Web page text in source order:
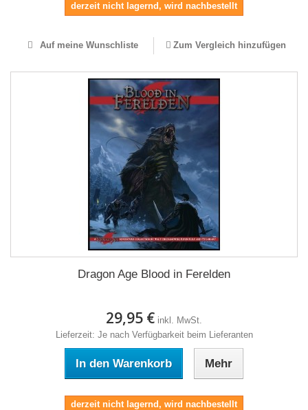
derzeit nicht lagernd, wird nachbestellt
Auf meine Wunschliste Zum Vergleich hinzufügen
Dragon Age Blood in Ferelden
29,95 € inkl. MwSt.
Lieferzeit: Je nach Verfügbarkeit beim Lieferanten
In den Warenkorb Mehr
derzeit nicht lagernd, wird nachbestellt